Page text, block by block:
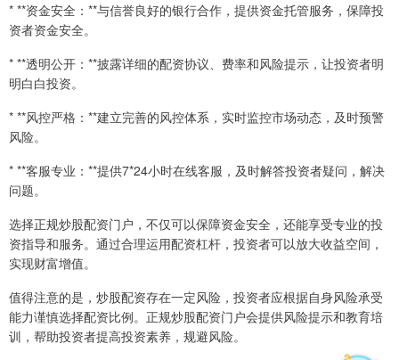
* **资金安全：**与信誉良好的银行合作，提供资金托管服务，保障投
资者资金安全。
* **透明公开：**披露详细的配资协议、费率和风险提示，让投资者明
明白白投资。
* **风控严格：**建立完善的风控体系，实时监控市场动态，及时预警
风险。
* **客服专业：**提供7*24小时在线客服，及时解答投资者疑问，解决
问题。
选择正规炒股配资门户，不仅可以保障资金安全，还能享受专业的投
资指导和服务。通过合理运用配资杠杆，投资者可以放大收益空间，
实现财富增值。
值得注意的是，炒股配资存在一定风险，投资者应根据自身风险承受
能力谨慎选择配资比例。正规炒股配资门户会提供风险提示和教育培
训，帮助投资者提高投资素养，规避风险。